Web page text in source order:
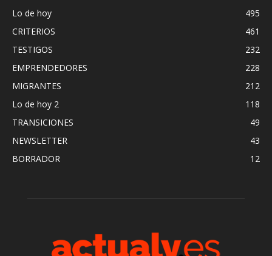
Lo de hoy
495
CRITERIOS
461
TESTIGOS
232
EMPRENDEDORES
228
MIGRANTES
212
Lo de hoy 2
118
TRANSICIONES
49
NEWSLETTER
43
BORRADOR
12